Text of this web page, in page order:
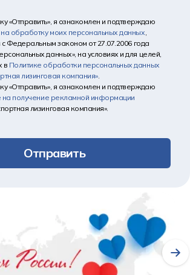
«Отправить», я ознакомлен и подтверждаю
на обработку моих персональных данных,
с Федеральным законом от 27.07.2006 года
данных», на условиях и для целей,
в Политике обработки персональных данных
лизинговая компания».
«Отправить», я ознакомлен и подтверждаю
на получение рекламной информации
лизинговая компания».
Отправить